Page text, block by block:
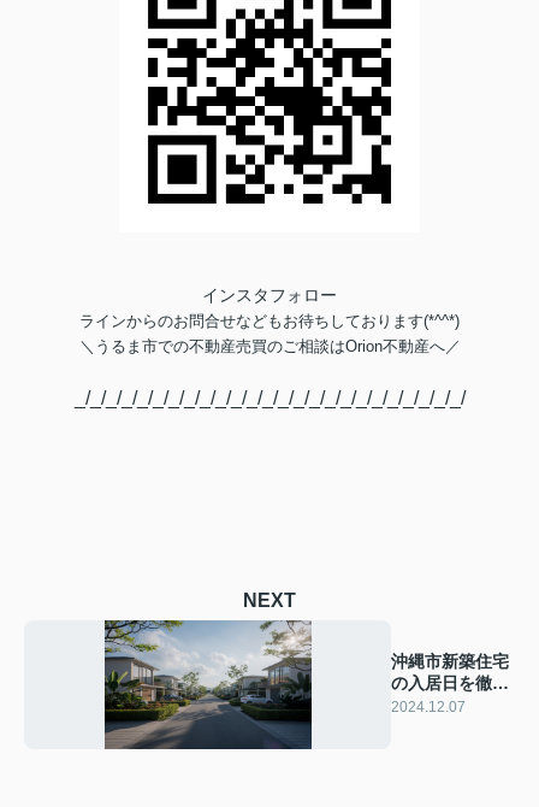
インスタフォロー
ラインからのお問合せなどもお待ちしております(*^^*)
＼ うるま市での不動産売買のご相談はOrion不動産へ／
_/_/_/_/_/_/_/_/_/_/_/_/_/_/_/_/_/_/_/_/_/_/_/_/_/
NEXT
沖縄市新築住宅
の入居日を徹底
解説！理想の新
2024.12.07